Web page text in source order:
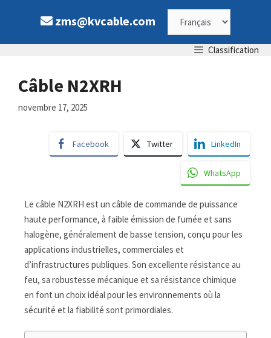
zms@kvcable.com
Classification
Câble N2XRH
novembre 17, 2025
Facebook Twitter LinkedIn
WhatsApp
Le câble N2XRH est un câble de commande de puissance
haute performance, à faible émission de fumée et sans
halogène, généralement de basse tension, conçu pour les
applications industrielles, commerciales et
d’infrastructures publiques. Son excellente résistance au
feu, sa robustesse mécanique et sa résistance chimique
en font un choix idéal pour les environnements où la
sécurité et la fiabilité sont primordiales.